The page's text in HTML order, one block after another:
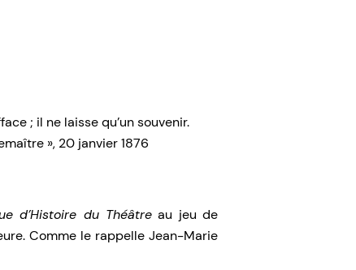
; il ne laisse qu’un souvenir.
», 20 janvier 1876
d’Histoire du Théâtreau jeu de
Comme le rappelle Jean-Marie